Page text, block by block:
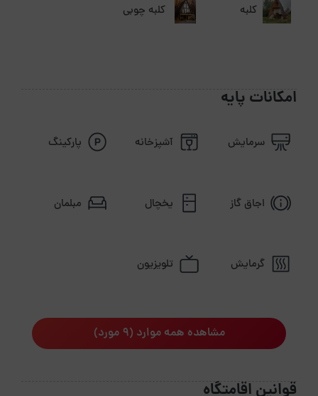
کلبه کلبه چوبی
امکانات پایه
سرمایش آشپزخانه پارکینگ
اجاق گاز یخچال مبلمان
گرمایش تلویزیون
مشاهده همه موارد (9 مورد)
قوانین اقامتگاه